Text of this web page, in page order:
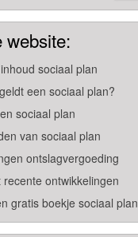
website:
sociaal plan
een sociaal plan?
sociaal plan
van sociaal plan
ontslagvergoeding
recente ontwikkelingen
gratis boekje sociaal plan